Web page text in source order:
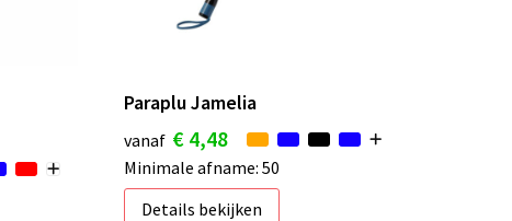
Paraplu Jamelia
vanaf € 4,48
Minimale afname: 50
Details bekijken